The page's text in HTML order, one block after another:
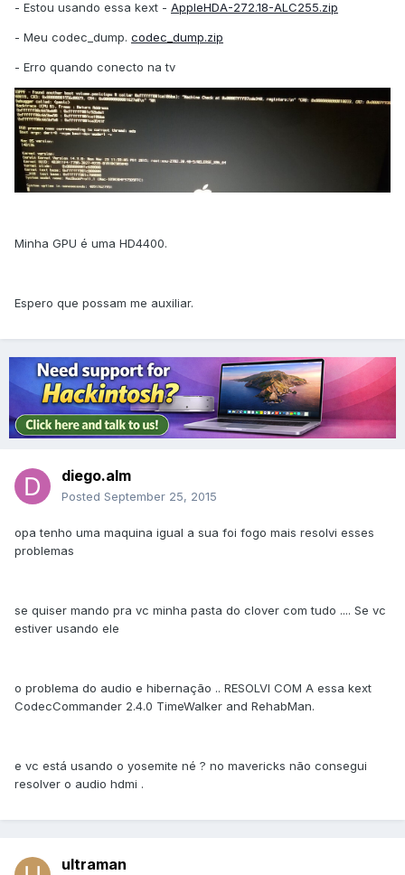
- Estou usando essa kext - AppleHDA-272.18-ALC255.zip
- Meu codec_dump. codec_dump.zip
- Erro quando conecto na tv
Minha GPU é uma HD4400.
Espero que possam me auxiliar.
diego.alm
Posted September 25, 2015
opa tenho uma maquina igual a sua foi fogo mais resolvi esses
problemas
se quiser mando pra vc minha pasta do clover com tudo .... Se vc
estiver usando ele
o problema do audio e hibernação .. RESOLVI COM A essa kext
CodecCommander 2.4.0 TimeWalker and RehabMan.
e vc está usando o yosemite né ? no mavericks não consegui
resolver o audio hdmi .
ultraman